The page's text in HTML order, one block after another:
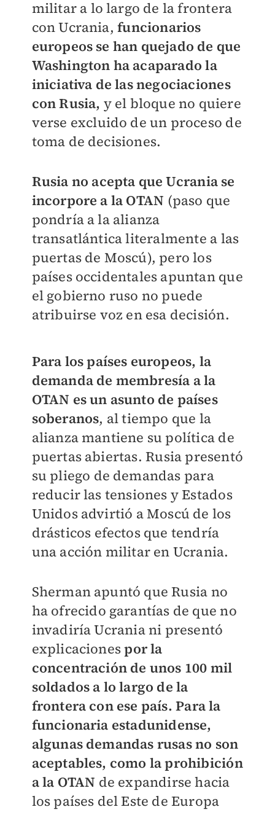
militar a lo largo de la frontera
con Ucrania,funcionarios
europeos se han quejado de que
Washington ha acaparado la
iniciativa de las negociaciones
con Rusia, y el bloque no quiere
verse excluido de un proceso de
toma de decisiones.
Rusia no acepta que Ucrania se
incorpore a la OTAN (paso que
pondría a la alianza
transatlántica literalmente a las
puertas de Moscú), pero los
países occidentales apuntan que
el gobierno ruso no puede
atribuirse voz en esa decisión.
Para los países europeos, la
demanda de membresía a la
OTAN es un asunto de países
soberanos, al tiempo que la
alianza mantiene su política de
puertas abiertas.Rusia presentó
su pliego de demandas para
reducir las tensiones y Estados
Unidos advirtió a Moscú de los
drásticos efectos que tendría
una acción militar en Ucrania.
Sherman apuntó que Rusia no
ha ofrecido garantías de que no
invadiría Ucrania ni presentó
explicacionespor la
concentración de unos 100 mil
soldados a lo largo de la
frontera con ese país.Para la
funcionaria estadunidense,
algunas demandas rusas no son
aceptables, como la prohibición
a la OTAN de expandirse hacia
los países del Este de Europa